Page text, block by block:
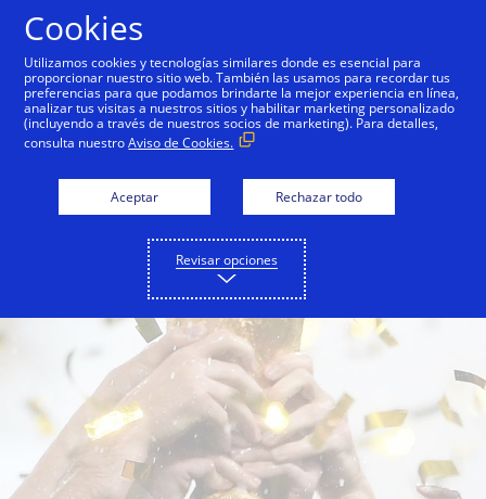
FIFA Partnership Olympic and Paralympic
Cookies
Utilizamos cookies y tecnologías similares donde es esencial para
proporcionar nuestro sitio web. También las usamos para recordar tus
preferencias para que podamos brindarte la mejor experiencia en línea,
analizar tus visitas a nuestros sitios y habilitar marketing personalizado
(incluyendo a través de nuestros socios de marketing). Para detalles,
consulta nuestroAviso de Cookies.
Aceptar Rechazar todo
Revisar opciones